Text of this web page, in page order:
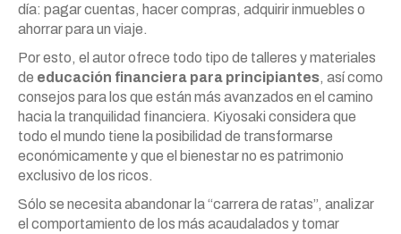
día: pagar cuentas, hacer compras, adquirir inmuebles o
ahorrar para un viaje.
Por esto, el autor ofrece todo tipo de talleres y materiales
de educación financiera para principiantes, así como
consejos para los que están más avanzados en el camino
hacia la tranquilidad financiera. Kiyosaki considera que
todo el mundo tiene la posibilidad de transformarse
económicamente y que el bienestar no es patrimonio
exclusivo de los ricos.
Sólo se necesita abandonar la “carrera de ratas”, analizar
el comportamiento de los más acaudalados y tomar